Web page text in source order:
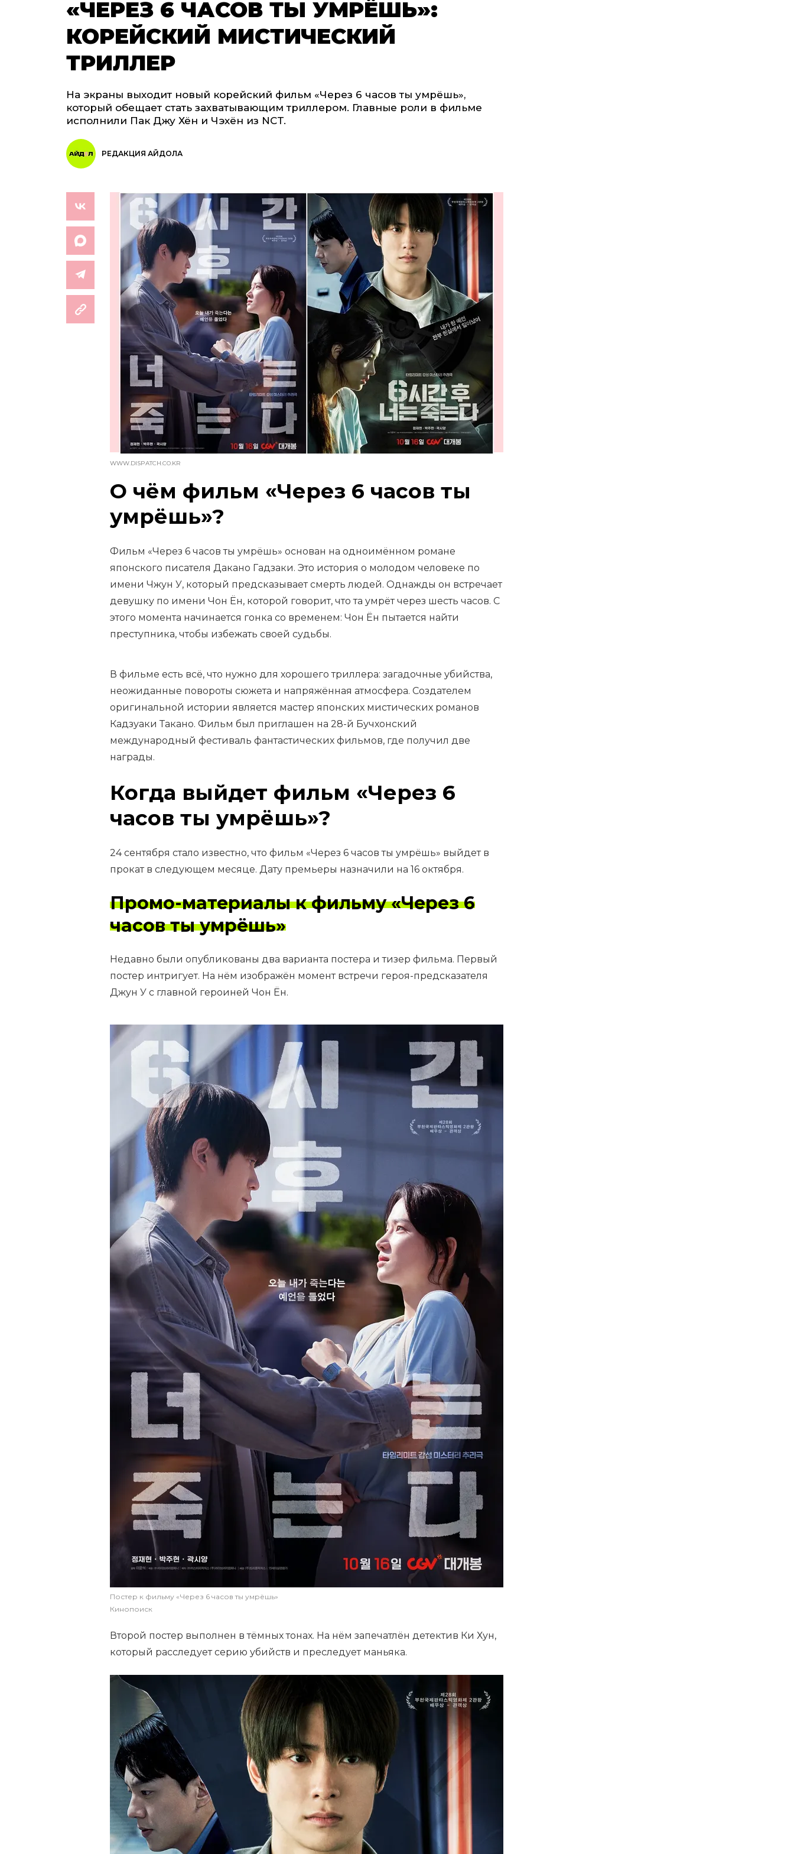
«ЧЕРЕЗ 6 ЧАСОВ ТЫ УМРЁШЬ»:
КОРЕЙСКИЙ МИСТИЧЕСКИЙ
ТРИЛЛЕР
На экраны выходит новый корейский фильм «Через 6 часов ты умрёшь»,
который обещает стать захватывающим триллером. Главные роли в фильме
исполнили Пак Джу Хён и Чэхён из NCT.
РЕДАКЦИЯ АЙДОЛА
WWW.DISPATCH.CO.KR
О чём фильм «Через 6 часов ты
умрёшь»?
Фильм «Через 6 часов ты умрёшь» основан на одноимённом романе
японского писателя Дакано Гадзаки. Это история о молодом человеке по
имени Чжун У, который предсказывает смерть людей. Однажды он встречает
девушку по имени Чон Ён, которой говорит, что та умрёт через шесть часов. С
этого момента начинается гонка со временем: Чон Ён пытается найти
преступника, чтобы избежать своей судьбы.
В фильме есть всё, что нужно для хорошего триллера: загадочные убийства,
неожиданные повороты сюжета и напряжённая атмосфера. Создателем
оригинальной истории является мастер японских мистических романов
Кадзуаки Такано. Фильм был приглашен на 28-й Бучхонский
международный фестиваль фантастических фильмов, где получил две
награды.
Когда выйдет фильм «Через 6
часов ты умрёшь»?
24 сентября стало известно, что фильм «Через 6 часов ты умрёшь» выйдет в
прокат в следующем месяце. Дату премьеры назначили на 16 октября.
Промо-материалы к фильму «Через 6
часов ты умрёшь»
Недавно были опубликованы два варианта постера и тизер фильма. Первый
постер интригует. На нём изображён момент встречи героя-предсказателя
Джун У с главной героиней Чон Ён.
Постер к фильму «Через 6 часов ты умрёшь»
Кинопоиск
Второй постер выполнен в тёмных тонах. На нём запечатлён детектив Ки Хун,
который расследует серию убийств и преследует маньяка.